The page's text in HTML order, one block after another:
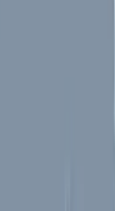
違う」「前と色が違う
は多くあります。
確認する7項目
ミング
、後発品変更などの変
互作用の確認状況